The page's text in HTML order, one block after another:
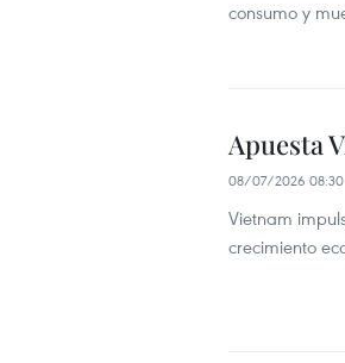
consumo y
Apuesta
08/07/2026 08:30
Vietnam
crecimiento